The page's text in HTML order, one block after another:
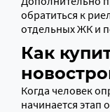
обратиться к
отдельных ЖК и
Как
Когда человек
начинается